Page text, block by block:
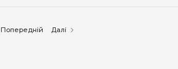
Попередній Далі